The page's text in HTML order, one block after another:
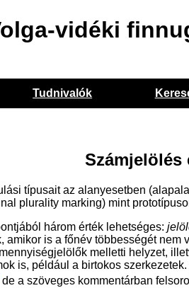
vidéki
Tudnivalók
típusait az alanyesetben
plurality marking) mint
három érték lehetséges:
amikor is a főnév többességét
melletti helyzet,
is, például a birtokos
de a szöveges kommentárban